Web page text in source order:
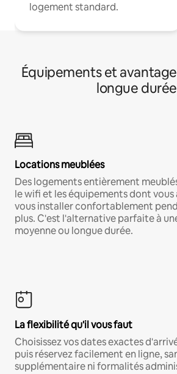
logement standard.
Équipements et
longue durée
Locations meublées
Des logements entièrement
le wifi et les équipements dont vous
vous installer confortablement
plus. C'est l'alternative parfaite à
moyenne ou longue durée.
La flexibilité qu'il vous faut
Choisissez vos dates exactes
puis réservez facilement en ligne,
supplémentaire ni formalités